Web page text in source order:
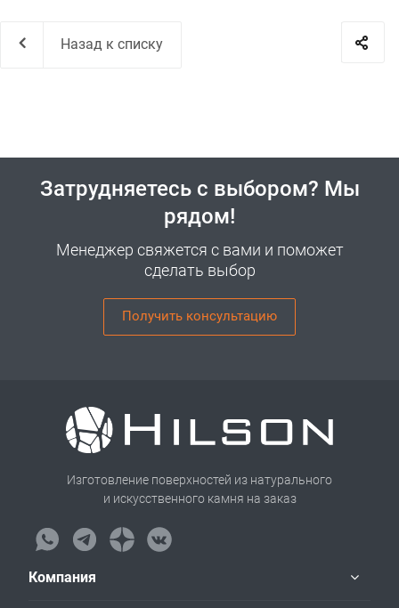
Назад к списку
Затрудняетесь с выбором? Мы
рядом!
Менеджер свяжется с вами и поможет
сделать выбор
Получить консультацию
Изготовление поверхностей из натурального
и искусственного камня на заказ
Компания